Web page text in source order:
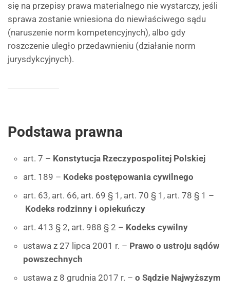
się na przepisy prawa materialnego nie wystarczy, jeśli
sprawa zostanie wniesiona do niewłaściwego sądu
(naruszenie norm kompetencyjnych), albo gdy
roszczenie uległo przedawnieniu (działanie norm
jurysdykcyjnych).
Podstawa prawna
art. 7 – Konstytucja Rzeczypospolitej Polskiej
art. 189 – Kodeks postępowania cywilnego
art. 63, art. 66, art. 69 § 1, art. 70 § 1, art. 78 § 1 –
Kodeks rodzinny i opiekuńczy
art. 413 § 2, art. 988 § 2 – Kodeks cywilny
ustawa z 27 lipca 2001 r. – Prawo o ustroju sądów
powszechnych
ustawa z 8 grudnia 2017 r. – o Sądzie Najwyższym